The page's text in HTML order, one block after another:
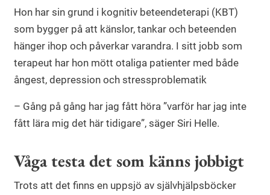
Hon har sin grund i kognitiv beteendeterapi (KBT)
som bygger på att känslor, tankar och beteenden
hänger ihop och påverkar varandra. I sitt jobb som
terapeut har hon mött otaliga patienter med både
ångest, depression och stressproblematik
– Gång på gång har jag fått höra ”varför har jag inte
fått lära mig det här tidigare”, säger Siri Helle.
Våga testa det som känns jobbigt
Trots att det finns en uppsjö av självhjälpsböcker